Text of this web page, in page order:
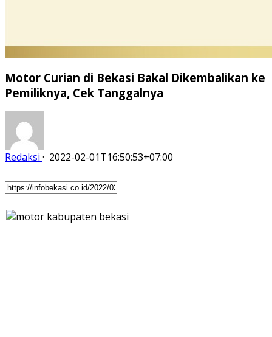
Motor Curian di Bekasi Bakal Dikembalikan ke
Pemiliknya, Cek Tanggalnya
Redaksi · 2022-02-01T16:50:53+07:00